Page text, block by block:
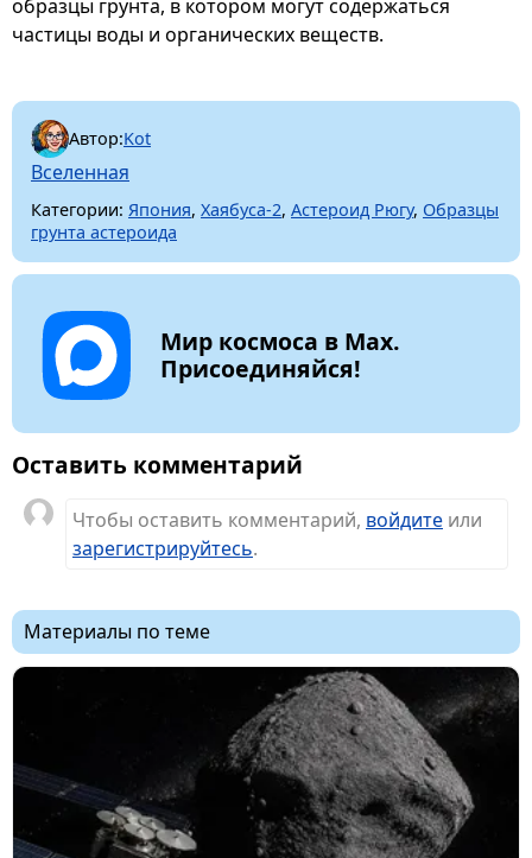
образцы грунта, в котором могут содержаться
частицы воды и органических веществ.
Автор:Kot
Вселенная
Категории: Япония, Хаябуса-2, Астероид Рюгу, Образцы
грунта астероида
Мир космоса в Max.
Присоединяйся!
Оставить комментарий
Чтобы оставить комментарий, войдите или
зарегистрируйтесь.
Материалы по теме